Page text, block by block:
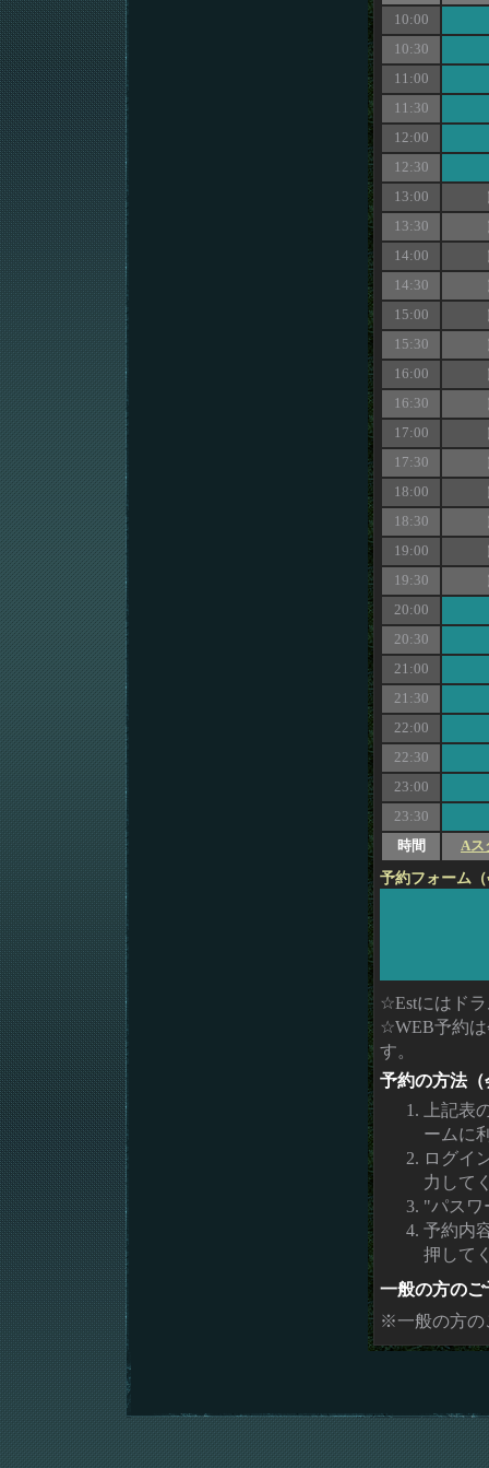
10:00
10:30
11:00
11:30
12:00
12:30
13:00
13:30
14:00
14:30
15:00
15:30
16:00
16:30
17:00
17:30
18:00
18:30
19:00
19:30
20:00
20:30
21:00
21:30
22:00
22:30
23:00
23:30
時間
Aス
予約フォーム
☆Estにはド
☆WEB予約
す。
予約の方法
上記表
ームに
ログイ
力して
"パスワ
予約内
押して
一般の方のご
※一般の方の